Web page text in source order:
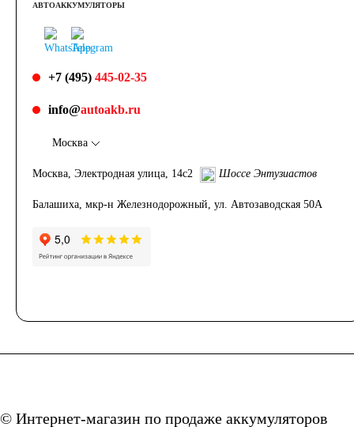
АВТОАККУМУЛЯТОРЫ
+7 (495) 445-02-35
info@autoakb.ru
Москва
Москва, Электродная улица, 14с2 Шоссе Энтузиастов
Балашиха, мкр-н Железнодорожный, ул. Автозаводская 50А
© Интернет-магазин по продаже аккумуляторов